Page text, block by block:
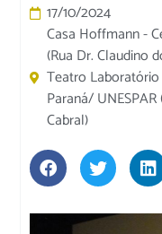
17/10/2024
Casa Hoffmann -
(Rua Dr. Claudino
Teatro Laboratório
Paraná/
Cabral)